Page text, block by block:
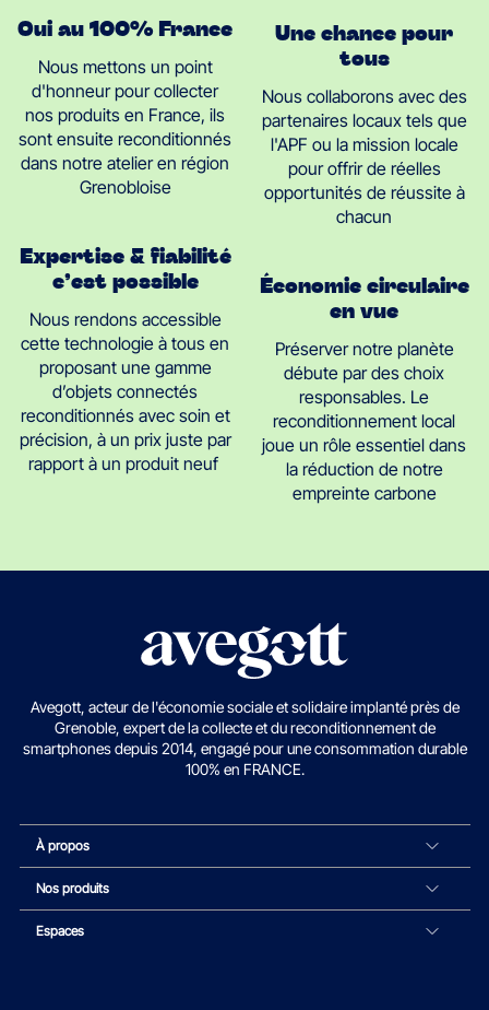
Oui au 100% France
Nous mettons un point
d'honneur pour collecter
nos produits en France, ils
sont ensuite reconditionnés
dans notre atelier en région
Grenobloise
Expertise & fiabilité
c’est possible
Nous rendons accessible
cette technologie à tous en
proposant une gamme
d’objets connectés
reconditionnés avec soin et
précision, à un prix juste par
rapport à un produit neuf
Une chance pour
tous
Nous collaborons avec des
partenaires locaux tels que
l'APF ou la mission locale
pour offrir de réelles
opportunités de réussite à
chacun
Économie circulaire
en vue
Préserver notre planète
débute par des choix
responsables. Le
reconditionnement local
joue un rôle essentiel dans
la réduction de notre
empreinte carbone
Avegott, acteur de l'économie sociale et solidaire implanté près de
Grenoble, expert de la collecte et du reconditionnement de
smartphones depuis 2014, engagé pour une consommation durable
100% en FRANCE.
À propos
Nos produits
Espaces